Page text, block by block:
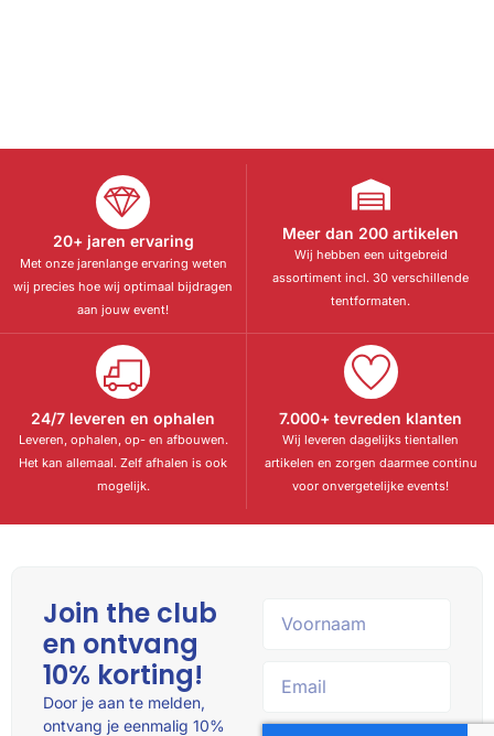
20+ jaren ervaring
Met onze jarenlange ervaring weten
wij precies hoe wij optimaal bijdragen
aan jouw event!
Meer dan 200 artikelen
Wij hebben een uitgebreid
assortiment incl. 30 verschillende
tentformaten.
24/7 leveren en ophalen
Leveren, ophalen, op- en afbouwen.
Het kan allemaal. Zelf afhalen is ook
mogelijk.
7.000+ tevreden klanten
Wij leveren dagelijks tientallen
artikelen en zorgen daarmee continu
voor onvergetelijke events!
Join the club
en ontvang
10% korting!
Door je aan te melden,
ontvang je eenmalig 10%